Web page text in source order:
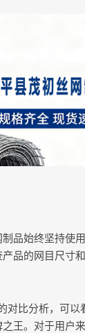
品始终坚持使
品的网目尺寸
对比分析，可以
王。对于用户